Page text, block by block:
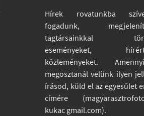
Hírek rovatunkba
fogadunk,
tagtársainkkal
eseményeket,
közleményeket.
megosztanál velünk ilyen
írásod, küld el az egyesület
címére
kukac gmail.com).